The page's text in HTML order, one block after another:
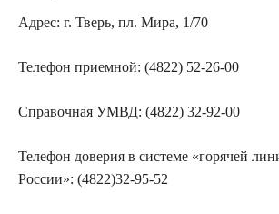
Адрес: г. Тверь, пл. Мира, 1/70
Телефон приемной: (4822) 52-26-00
Справочная УМВД: (4822) 32-92-00
Телефон доверия в системе «горячей
России»: (4822)32-95-52